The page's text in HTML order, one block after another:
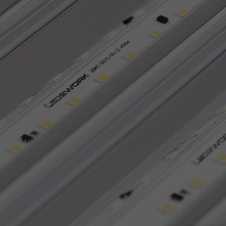
Accept All
Legal notice Privacy policy